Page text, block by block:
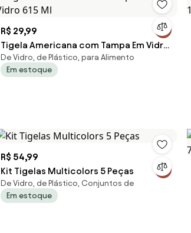
R$ 29,99
Tigela Americana com Tampa Em Vidro
615 Ml
De Vidro, de Plástico, para Alimento
Em estoque
R$ 54,99
Kit Tigelas Multicolors 5 Peças
De Vidro, de Plástico, Conjuntos de
Em estoque